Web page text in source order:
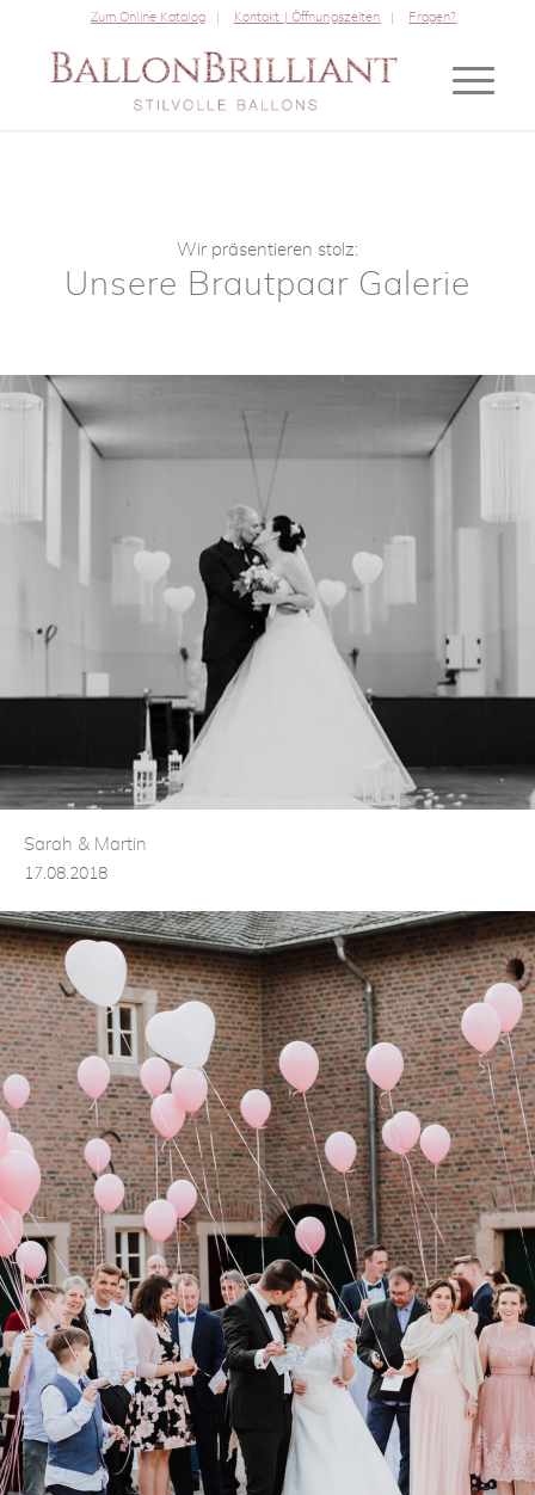
Zum Online Katalog Kontakt | Öffnungszeiten Fragen?
Wir präsentieren stolz:
Unsere Brautpaar Galerie
Sarah & Martin
17.08.2018